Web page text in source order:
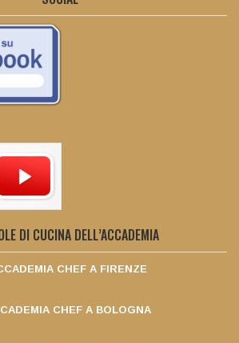
DI CUCINA DELL’ACCADEMIA
CHEF A FIRENZE
CHEF A BOLOGNA